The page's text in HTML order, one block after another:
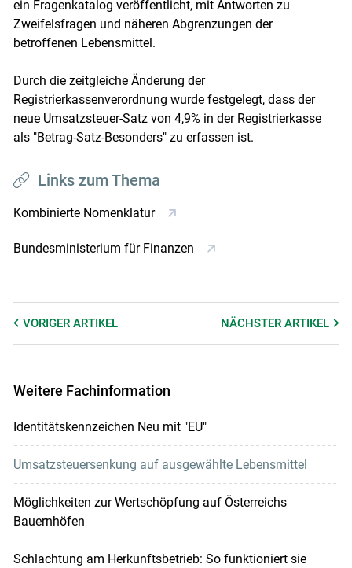
ein Fragenkatalog veröffentlicht, mit Antworten zu
Zweifelsfragen und näheren Abgrenzungen der
betroffenen Lebensmittel.
Durch die zeitgleiche Änderung der
Registrierkassenverordnung wurde festgelegt, dass der
neue Umsatzsteuer-Satz von 4,9% in der Registrierkasse
als "Betrag-Satz-Besonders" zu erfassen ist.
Links zum Thema
Kombinierte Nomenklatur
Bundesministerium für Finanzen
VORIGER ARTIKEL NÄCHSTERARTIKEL
Weitere Fachinformation
Identitätskennzeichen Neu mit "EU"
Umsatzsteuersenkung auf ausgewählte Lebensmittel
Möglichkeiten zur Wertschöpfung auf Österreichs
Bauernhöfen
Schlachtung am Herkunftsbetrieb: So funktioniert sie